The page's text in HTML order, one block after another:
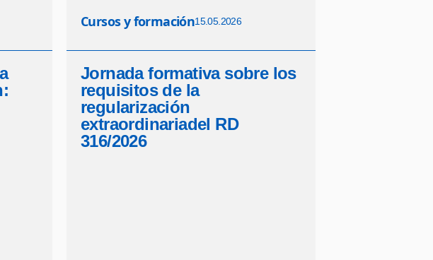
Cursos y formación15.05.2026
Jornada formativa sobre los
requisitos de la
regularización
extraordinariadel RD
316/2026